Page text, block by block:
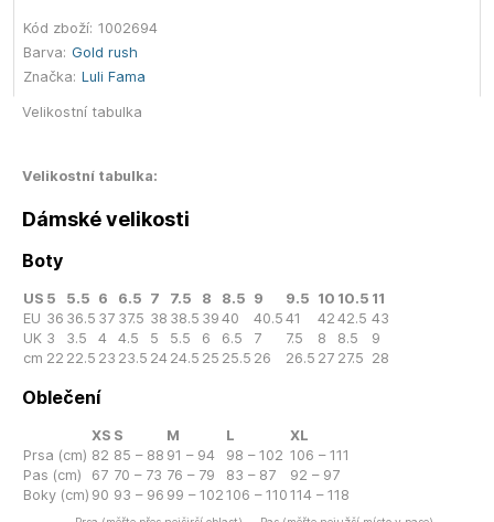
Kód zboží: 1002694
Barva: Gold rush
Značka: Luli Fama
Velikostní tabulka
Velikostní tabulka:
Dámské velikosti
Boty
US 5 5.5 6 6.5 7 7.5 8 8.5 9 9.5 10 10.5 11
EU 36 36.5 37 37.5 38 38.5 39 40 40.5 41 42 42.5 43
UK 3 3.5 4 4.5 5 5.5 6 6.5 7 7.5 8 8.5
9
cm 22 22.5 23 23.5 24 24.5 25 25.5 26 26.5 27 27.5 28
Oblečení
XS S M L
XL
Prsa (cm) 82 85 – 88 91 – 94 98 – 102 106 – 111
Pas (cm)
67 70 – 73 76 – 79 83 – 87
92 – 97
Boky (cm) 90 93 – 96 99 – 102 106 – 110 114 – 118